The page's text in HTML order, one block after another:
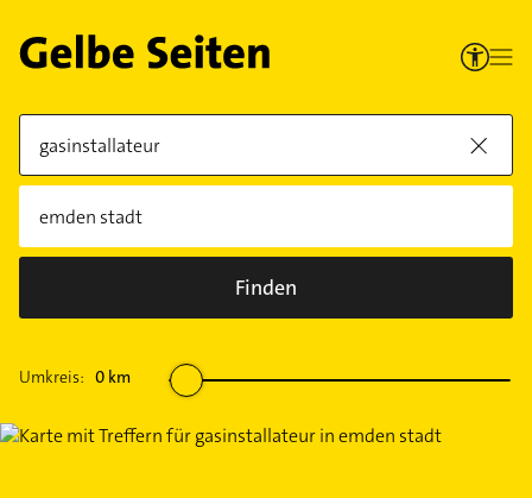
Finden
Umkreis: 0 km